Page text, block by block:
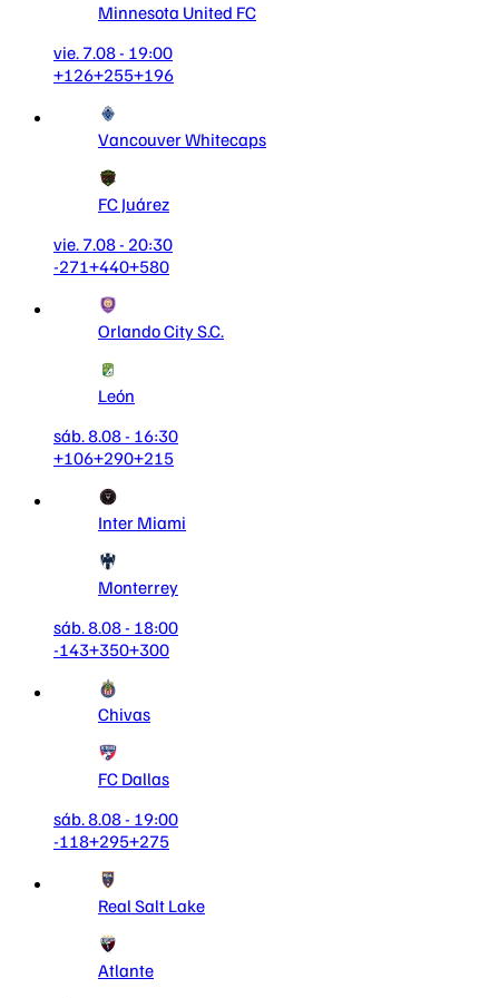
Minnesota United FC
vie. 7.08 - 19:00
+126+255+196
Vancouver Whitecaps
FC Juárez
vie. 7.08 - 20:30
-271+440+580
Orlando City S.C.
León
sáb. 8.08 - 16:30
+106+290+215
Inter Miami
Monterrey
sáb. 8.08 - 18:00
-143+350+300
Chivas
FC Dallas
sáb. 8.08 - 19:00
-118+295+275
Real Salt Lake
Atlante